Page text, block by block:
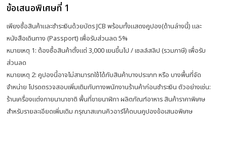
ข้อเสนอพิเศษที่ 1
เพียงซื้อสินค้าและชำระเงินด้วยบัตร JCB พร้อมทั้งแสดงคูปอง(ด้านล่างนี้) และ
หนังสือเดินทาง (Passport) เพื่อรับส่วนลด 5%
หมายเหตุ 1: ต้องซื้อสินค้าตั้งแต่ 3,000 เยนขึ้นไป / เซลล์สลิป (รวมภาษี) เพื่อรับ
ส่วนลด
หมายเหตุ 2: คูปองนี้อาจไม่สามารถใช้ได้กับสินค้าบางประเภท หรือ บางพื้นที่จัด
จำหน่าย โปรดตรวจสอบเพิ่มเติมกับทางพนักงานร้านค้าก่อนชำระเงิน ตัวอย่างเช่น:
ร้านเครื่องแต่งกายนานาชาติ พื้นที่ขายนาฬิกา ผลิตภัณฑ์อาหาร สินค้าราคาพิเศษ
สำหรับรายละเอียดเพิ่มเติม กรุณาสแกนคิวอาร์โค้ดบนคูปองข้อเสนอพิเศษ